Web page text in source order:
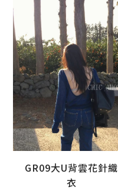
加入購物車
GR09大U背雲花針織
衣